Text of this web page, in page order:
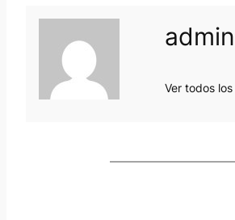
admin
Ver todos